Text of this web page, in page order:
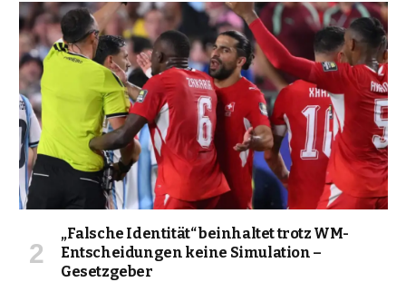
„Falsche Identität“ beinhaltet trotz WM-
Entscheidungen keine Simulation –
Gesetzgeber